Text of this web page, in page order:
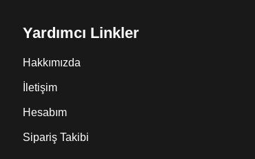
Yardımcı Linkler
Hakkımızda
İletişim
Hesabım
Sipariş Takibi